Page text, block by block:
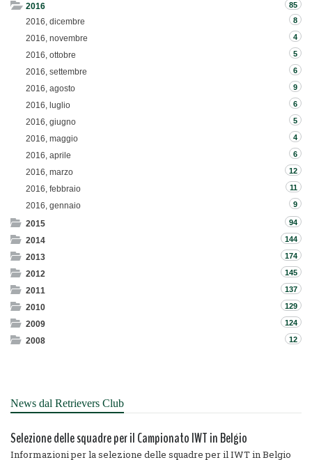
2016 85
2016, dicembre 8
2016, novembre 4
2016, ottobre 5
2016, settembre 6
2016, agosto 9
2016, luglio 6
2016, giugno 5
2016, maggio 4
2016, aprile 6
2016, marzo 12
2016, febbraio 11
2016, gennaio 9
2015 94
2014 144
2013 174
2012 145
2011 137
2010 129
2009 124
2008 12
News dal Retrievers Club
Selezione delle squadre per il Campionato IWT in Belgio
Informazioni per la selezione delle squadre per il IWT in Belgio